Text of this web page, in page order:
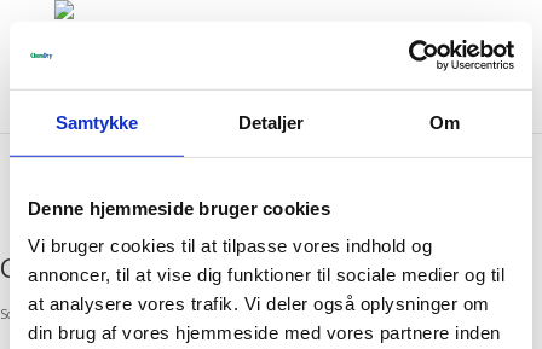
Samtykke Detaljer Om
Denne hjemmeside bruger cookies
Vi bruger cookies til at tilpasse vores indhold og
annoncer, til at vise dig funktioner til sociale medier og til
at analysere vores trafik. Vi deler også oplysninger om
din brug af vores hjemmeside med vores partnere inden
Login
Great things are on the horizon
Something big is brewing! Our store is in the works and will be launching soon!